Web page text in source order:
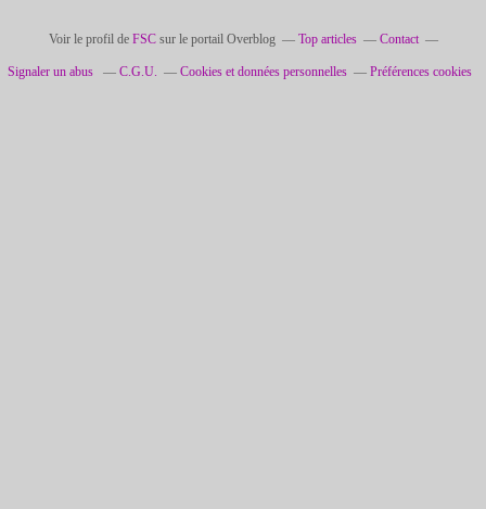
Voir le profil de FSCsur le portail Overblog Top articles Contact
Signaler un abus C.G.U. Cookies et données personnelles Préférences cookies